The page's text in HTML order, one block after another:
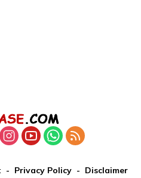
Privacy Policy Disclaimer